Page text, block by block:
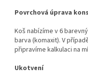
Povrchová úprava
Koš nabízíme v 6
barva (komaxit). V
připravíme kalkulaci na
Ukotvení